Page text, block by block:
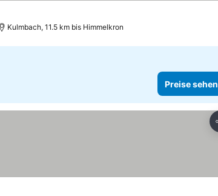
Kulmbach, 11.5 km bis Himmelkron
Preise sehen